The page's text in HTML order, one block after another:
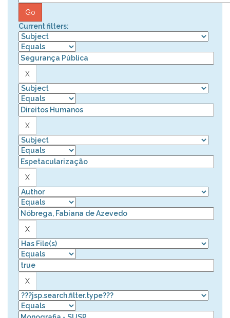
Current filters: